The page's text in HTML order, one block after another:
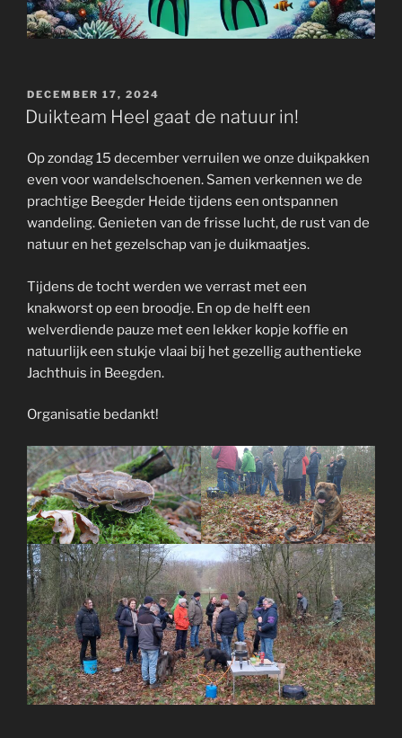
GEPLAATST
OP
DECEMBER 17, 2024
Duikteam Heel gaat de natuur in!
Op zondag 15 december verruilen we onze duikpakken
even voor wandelschoenen. Samen verkennen we de
prachtige Beegder Heide tijdens een ontspannen
wandeling. Genieten van de frisse lucht, de rust van de
natuur en het gezelschap van je duikmaatjes.
Tijdens de tocht werden we verrast met een
knakworst op een broodje. En op de helft een
welverdiende pauze met een lekker kopje koffie en
natuurlijk een stukje vlaai bij het gezellig authentieke
Jachthuis in Beegden.
Organisatie bedankt!